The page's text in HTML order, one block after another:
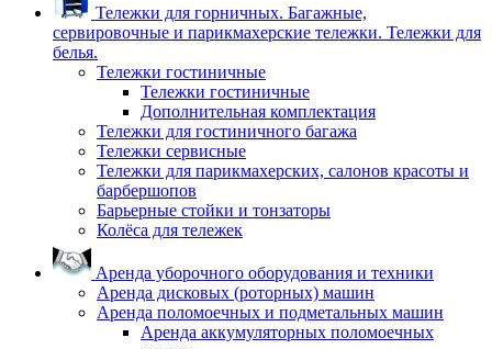
Тележки для горничных. Багажные,
сервировочные и парикмахерские тележки. Тележки для
белья.
Тележки гостиничные
Тележки гостиничные
Дополнительная комплектация
Тележки для гостиничного багажа
Тележки сервисные
Тележки для парикмахерских, салонов красоты и
барбершопов
Барьерные стойки и тонзаторы
Колёса для тележек
Аренда уборочного оборудования и техники
Аренда дисковых (роторных) машин
Аренда поломоечных и подметальных машин
Аренда аккумуляторных поломоечных